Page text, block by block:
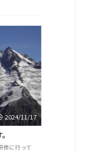
2024/11/17
修に行って